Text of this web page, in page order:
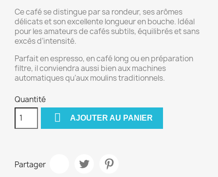
Ce café se distingue par sa rondeur, ses arômes
délicats et son excellente longueur en bouche. Idéal
pour les amateurs de cafés subtils, équilibrés et sans
excès d’intensité.
Parfait en espresso, en café long ou en préparation
filtre, il conviendra aussi bien aux machines
automatiques qu’aux moulins traditionnels.
Quantité
 AJOUTER AU PANIER
Partager